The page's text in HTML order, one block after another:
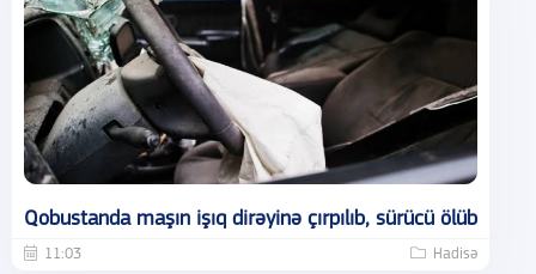
Qobustanda maşın işıq dirəyinə çırpılıb, sürücü ölüb
11:03 Hadisə